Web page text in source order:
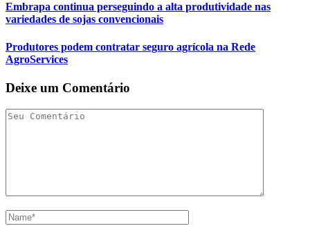
Embrapa continua perseguindo a alta produtividade nas
variedades de sojas convencionais
Produtores podem contratar seguro agrícola na Rede
AgroServices
Deixe um Comentário